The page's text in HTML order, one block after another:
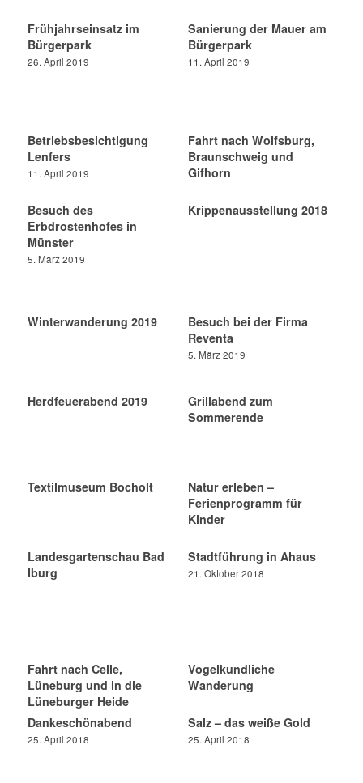
Frühjahrseinsatz im
Bürgerpark
26. April 2019
Sanierung der Mauer am
Bürgerpark
11. April 2019
Betriebsbesichtigung
Lenfers
11. April 2019
Fahrt nach Wolfsburg,
Braunschweig und
Gifhorn
Besuch des
Erbdrostenhofes in
Münster
5. März 2019
Krippenausstellung 2018
Winterwanderung 2019
Besuch bei der Firma
Reventa
5. März 2019
Herdfeuerabend 2019
Grillabend zum
Sommerende
Textilmuseum Bocholt
Natur erleben –
Ferienprogramm für
Kinder
Landesgartenschau Bad
Iburg
Stadtführung in Ahaus
21. Oktober 2018
Fahrt nach Celle,
Lüneburg und in die
Lüneburger Heide
Vogelkundliche
Wanderung
Dankeschönabend
25. April 2018
Salz – das weiße Gold
25. April 2018